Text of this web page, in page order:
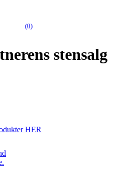
(0)
stensalg
HER